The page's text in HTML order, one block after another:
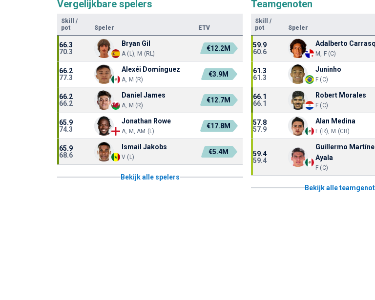
Vergelijkbare spelers
Skill
/
pot
Speler ETV
66.3
70.3
Bryan Gil
A (L), M (RL)
€12.2M
66.2
77.3
Alexéi Domínguez
A, M (R)
€3.9M
66.2
66.2
Daniel James
A, M (R)
€12.7M
65.9
74.3
Jonathan Rowe
A, M, AM (L)
€17.8M
65.9
68.6
Ismail Jakobs
V (L)
€5.4M
Bekijk alle spelers
Teamgenoten
Skill
/
pot
Speler
59.9
60.6
Adalberto
M, F (C)
61.3
61.3
Juninho
F (C)
66.1
66.1
Robert Morales
F (C)
57.8
57.9
Alan Medina
F (R), M (CR)
59.4
59.4
Guillermo
Ayala
F (C)
Bekijk alle